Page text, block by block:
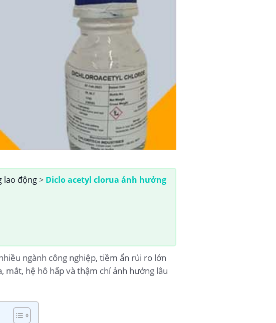
lao động> Diclo acetyl clorua ảnh hưởng
ngành công nghiệp, tiềm ẩn rủi ro lớn
mắt, hệ hô hấp và thậm chí ảnh hưởng lâu